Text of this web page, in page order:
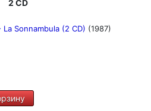
2 CD
Sonnambula (2 CD) (1987)